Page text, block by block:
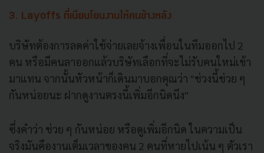
3. Layoffs ที่เนียนโยนงานให้คนข้างหลัง
บริษัทต้องการลดค่าใช้จ่ายเลยจ้างเพื่อนในทีมออกไป 2
คน หรือมีคนลาออกแล้วบริษัทเลือกที่จะไม่รับคนใหม่เข้า
มาแทน จากนั้นหัวหน้าก็เดินมาบอกคุณว่า "ช่วงนี้ช่วย ๆ
กันหน่อยนะ ฝากดูงานตรงนี้เพิ่มอีกนิดนึง"
ซึ่งคำว่า ช่วย ๆ กันหน่อย หรือดูเพิ่มอีกนิด ในความเป็น
จริงมันคืองานเต็มเวลาของคน 2 คนที่หายไปเน้น ๆ ตัวเรา